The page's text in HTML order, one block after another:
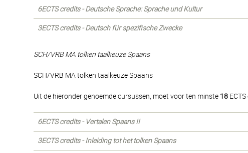
6ECTS credits - Deutsche Sprache: Sprache und Kultur
3ECTS credits - Deutsch für spezifische Zwecke
SCH/VRB MA tolken taalkeuze Spaans
SCH/VRB MA tolken taalkeuze Spaans
Uit de hieronder genoemde cursussen, moet voor ten minste 18
6ECTS credits - Vertalen Spaans II
3ECTS credits - Inleiding tot het tolken Spaans